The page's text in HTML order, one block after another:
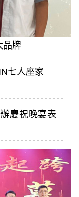
品牌
七人座家
慶祝晚宴表